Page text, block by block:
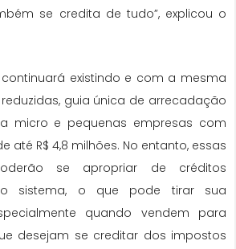
se credita de tudo”, explicou o
continuará existindo e com a mesma
guia única de arrecadação
micro e pequenas empresas com
até R$ 4,8 milhões. No entanto, essas
se apropriar de créditos
sistema, o que pode tirar sua
quando vendem para
desejam se creditar dos impostos